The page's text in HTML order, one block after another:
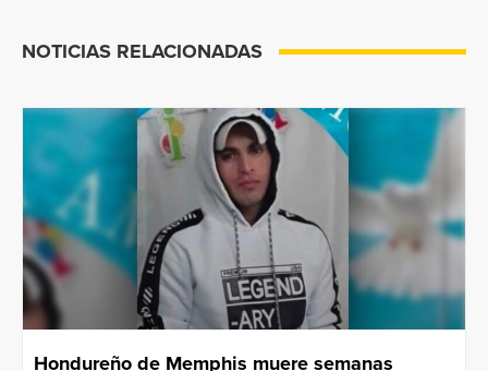
NOTICIAS RELACIONADAS
Hondureño de Memphis muere semanas